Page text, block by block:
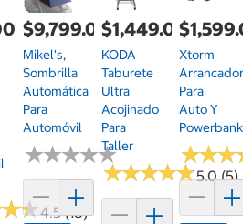
★★
★★4.5 (18)
$9,799.00
Mikel's,
Sombrilla
Automática
Para
Automóvil
★★★★★
★★★★★
$1,449.00
KODA
Taburete
Ultra
Acojinado
Para
Taller
★★★★★
★★★★★5.0 (5)
Xtorm
Arrancador
Para
Auto Y
Powerbank
★★★
★★★